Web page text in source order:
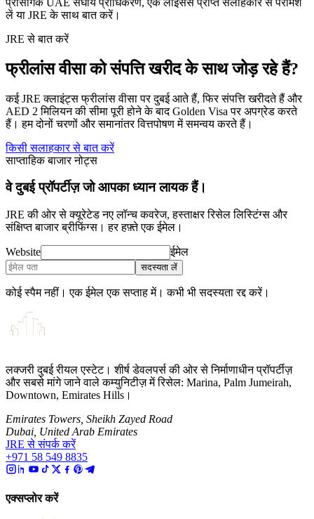
लें या JRE के साथ बात करें।
JRE से बात करें
फ्रीलांस वीसा को संपत्ति खरीद के साथ जोड़ रहे हैं?
कई JRE क्लाइंट्स फ्रीलांस वीसा पर दुबई आते हैं, फिर संपत्ति खरीदते हैं और
AED 2 मिलियन की सीमा पूरी होने के बाद Golden Visa पर अपग्रेड करते
हैं। हम दोनों चरणों और समानांतर वित्तपोषण में समन्वय करते हैं।
किसी सलाहकार से बात करें
साप्ताहिक बाजार नोट्स
वे दुबई प्रॉपर्टीज़ जो आपका ध्यान लायक हैं।
JRE की ओर से क्यूरेटेड नए लॉन्च कवरेज, हस्ताक्षर रिसेल लिस्टिंग्स और
संक्षिप्त बाजार ब्रीफिंग्स। हर हफ़्ते एक ईमेल।
Website ईमेल
सदस्यता लें
कोई स्पैम नहीं। एक ईमेल एक सप्ताह में। कभी भी सदस्यता रद्द करें।
लक्जरी दुबई रीयल एस्टेट। शीर्ष डेवलपर्स की ओर से निर्माणाधीन प्रॉपर्टीज़
और सबसे मांगे जाने वाले कम्युनिटीज़ में रिसेल: Marina, Palm Jumeirah,
Downtown, Emirates Hills।
Emirates Towers, Sheikh Zayed Road
Dubai, United Arab Emirates
JRE से संपर्क करें
+971 58 549 8835
एक्सप्लोर करें